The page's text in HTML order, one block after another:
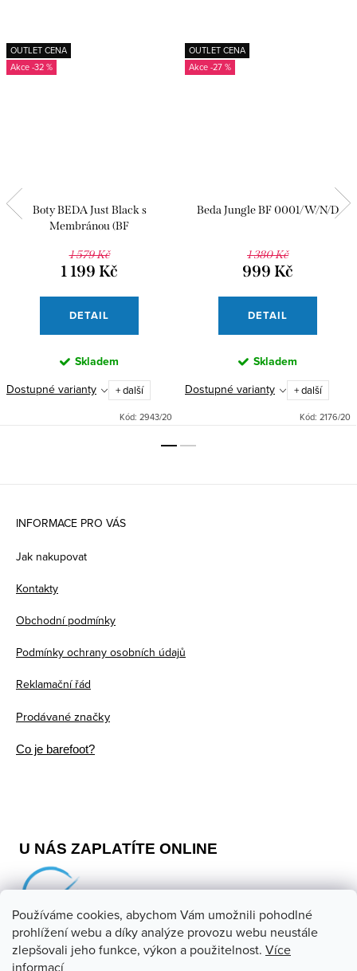
Používáme cookies, abychom Vám umožnili pohodlné
prohlížení webu a díky analýze provozu webu neustále
zlepšovali jeho funkce, výkon a použitelnost. Více
informací
OUTLET CENA
-32 %
Boty BEDA Just Black s
Membránou (BF
1 579 Kč
1 199 Kč
DETAIL
Skladem
Dostupné varianty + další
Kód: 2943/20
OUTLET CENA
-27 %
Beda Jungle BF 0001/W/N/D
1 380 Kč
999 Kč
DETAIL
Skladem
Dostupné varianty + další
Kód: 2176/20
INFORMACE PRO VÁS
Jak nakupovat
Kontakty
Obchodní podmínky
Podmínky ochrany osobních údajů
Reklamační řád
Prodávané značky
Co je barefoot?
U NÁS ZAPLATÍTE ONLINE